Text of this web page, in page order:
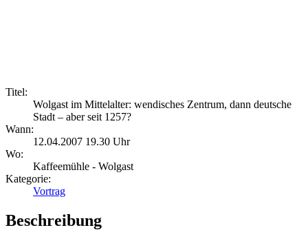
Titel:
Wolgast im Mittelalter: wendisches Zentrum, dann deutsche
Stadt – aber seit 1257?
Wann:
12.04.2007 19.30 Uhr
Wo:
Kaffeemühle - Wolgast
Kategorie:
Vortrag
Beschreibung